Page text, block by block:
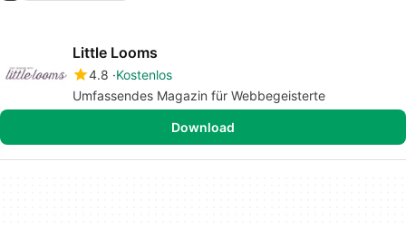
Little Looms
4.8 Kostenlos
Umfassendes Magazin für Webbegeisterte
Download